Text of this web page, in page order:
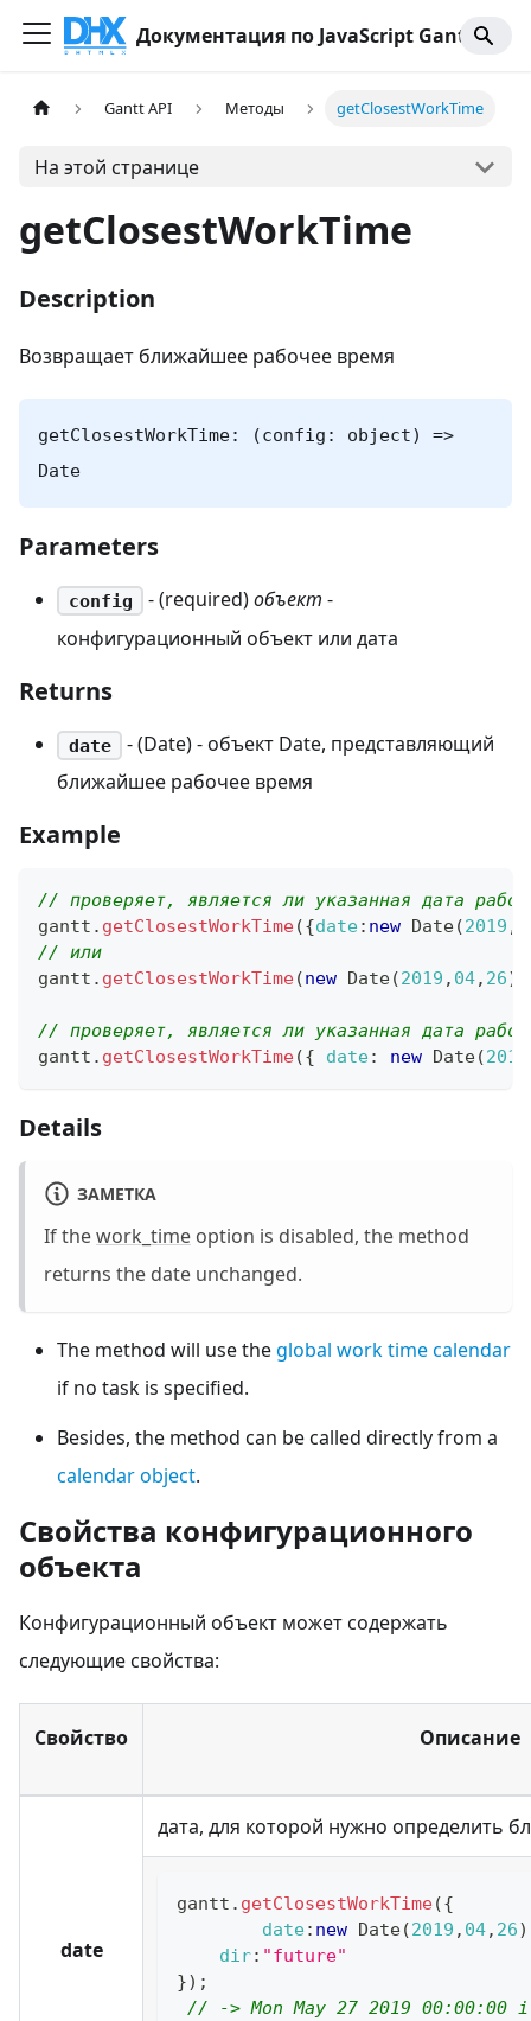
Документация по JavaScript Gantt
Gantt API Методы getClosestWorkTime
На этой странице
getClosestWorkTime
Description
Возвращает ближайшее рабочее время
getClosestWorkTime: (config: object) =>
Date
Parameters
config - (required)объект -
конфигурационный объект или дата
Returns
date
- (Date) - объект Date, представляющий
ближайшее рабочее время
Example
// проверяет, является ли указанная дата
gantt . getClosestWorkTime({date: new Date(2019 ,
// или
gantt . getClosestWorkTime(new Date(2019 , 04, 26)
// проверяет, является ли указанная дата
gantt . getClosestWorkTime({ date: new Date(2019
Details
ЗАМЕТКА
If thework_time option is disabled, the method
returns the date unchanged.
The method will use theglobal work time calendar
if no task is specified.
Besides, the method can be called directly from a
calendar object.
Свойства конфигурационного
объекта
Конфигурационный объект может содержать
следующие свойства:
Свойство Описание
date
дата, для которой нужно определить
gantt . getClosestWorkTime({
date: new Date(2019 , 04, 26)
dir: "future"
}) ;
// -> Mon May 27 2019